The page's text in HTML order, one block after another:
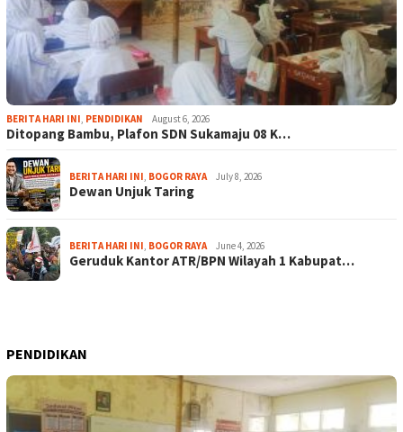
BERITA HARI INI, PENDIDIKAN August 6, 2026
Ditopang Bambu, Plafon SDN Sukamaju 08 K…
BERITA HARI INI, BOGOR RAYA July 8, 2026
Dewan Unjuk Taring
BERITA HARI INI, BOGOR RAYA June 4, 2026
Geruduk Kantor ATR/BPN Wilayah 1 Kabupat…
PENDIDIKAN